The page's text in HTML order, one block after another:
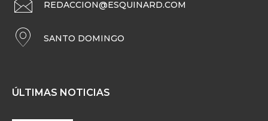
REDACCION@ESQUINARD.COM
SANTO DOMINGO
ÚLTIMAS NOTICIAS